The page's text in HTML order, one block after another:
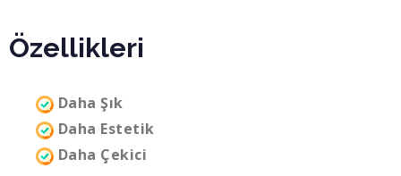
Özellikleri
Daha Şık
Daha Estetik
Daha Çekici